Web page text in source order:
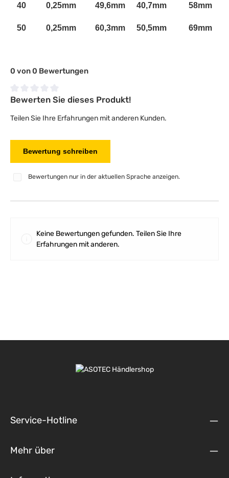
40 0,25mm 49,6mm 40,7mm 58mm
50 0,25mm 60,3mm 50,5mm 69mm
0 von 0 Bewertungen
Durchschnittliche Bewertung von 0 von 5 Sternen
Bewerten Sie dieses Produkt!
Teilen Sie Ihre Erfahrungen mit anderen Kunden.
Bewertung schreiben
Bewertungen nur in der aktuellen Sprache anzeigen.
Keine Bewertungen gefunden. Teilen Sie Ihre
Erfahrungen mit anderen.
Service-Hotline
Mehr über